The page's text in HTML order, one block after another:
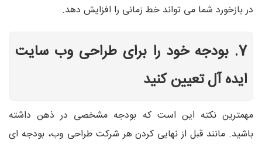
در بازخورد شما می تواند خط زمانی را افزایش دهد.
7. بودجه خود را برای طراحی وب سایت
ایده آل تعیین کنید
مهمترین نکته این است که بودجه مشخصی در ذهن داشته
باشید. مانند قبل از نهایی کردن هر شرکت طراحی وب، بودجه ای